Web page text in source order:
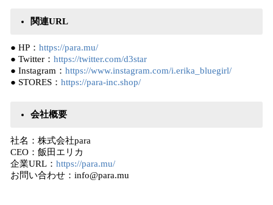
関連URL
● HP： https://para.mu/
● Twitter： https://twitter.com/d3star
● Instagram： https://www.instagram.com/i.erika_bluegirl/
● STORES： https://para-inc.shop/
会社概要
社名：株式会社para
CEO：飯田エリカ
企業URL： https://para.mu/
お問い合わせ：info@para.mu